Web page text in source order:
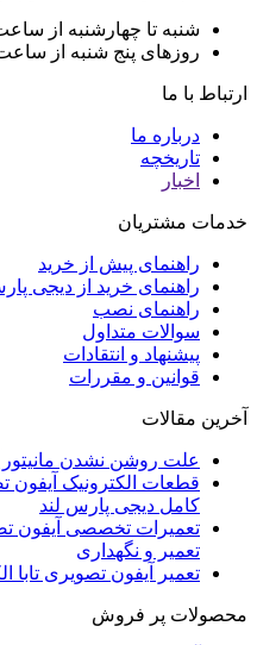
شنبه تا چهارشنبه از
روزهای پنج شنبه از
ارتباط با ما
درباره ما
تاریخچه
اخبار
خدمات مشتریان
راهنمای پیش از خرید
راهنمای خرید از دیجی
راهنمای نصب
سوالات متداول
پیشنهاد و انتقادات
قوانین و مقررات
آخرین مقالات
علت روشن نشدن
قطعات الکترونیک آیفون
کامل دیجی پارس لند
تعمیرات تخصصی آیفون
تعمیر و نگهداری
تعمیر آیفون تصویری تابا
محصولات پر فروش